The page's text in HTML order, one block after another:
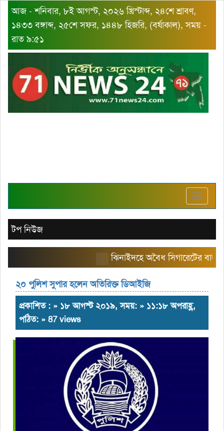
আজ - শনিবার, ৮ই আগস্ট, ২০২৬ খ্রিস্টাব্দ, ২৪শে শ্রাবণ,
১৪৩৩ বঙ্গাব্দ, ২৫শে সফর, ১৪৪৮ হিজরি, (বর্ষাকাল), সময় -
রাত ৯:৫১
Toggle
টপ নিউজ
ঝিনাইদহে অবৈধ সিগারেটের বাজার
২০ পুলিশ সুপার হলেন অতিরিক্ত ডিআইজি
প্রকাশিত : » ১৮ আগস্ট ২০১৯, সময়: » ১১:১৮ অপরাহ্ণ,
পঠিত: » 87 views